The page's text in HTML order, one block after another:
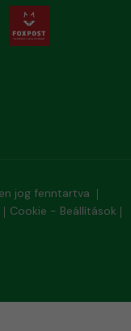
jog fenntartva
Cookie - Beállítások